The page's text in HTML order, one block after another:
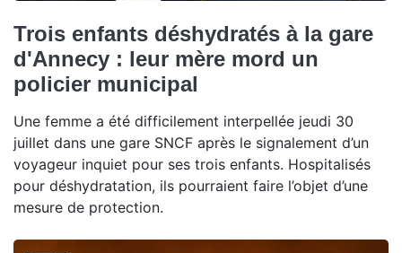
Trois enfants déshydratés à la gare
d'Annecy : leur mère mord un
policier municipal
Une femme a été difficilement interpellée jeudi 30
juillet dans une gare SNCF après le signalement d’un
voyageur inquiet pour ses trois enfants. Hospitalisés
pour déshydratation, ils pourraient faire l’objet d’une
mesure de protection.